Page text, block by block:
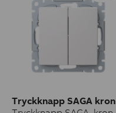
Tryckknapp SAGA kron